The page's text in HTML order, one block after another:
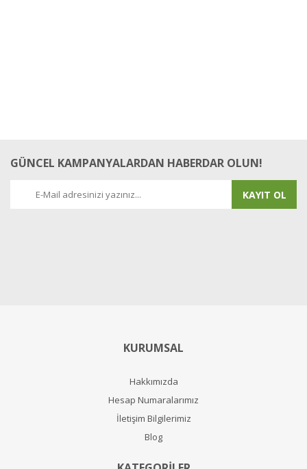
GÜNCEL KAMPANYALARDAN HABERDAR OLUN!
KAYIT OL
KURUMSAL
Hakkımızda
Hesap Numaralarımız
İletişim Bilgilerimiz
Blog